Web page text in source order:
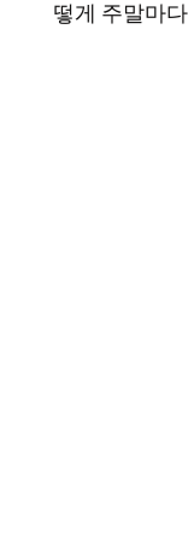
떻게 주말마다